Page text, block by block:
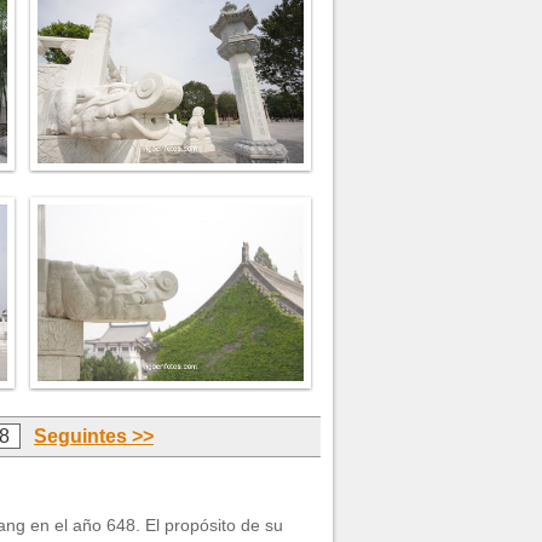
8 Seguintes >>
en el año 648. El propósito de su